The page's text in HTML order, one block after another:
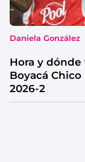
Daniela González
Hora y dónde
Boyacá
2026-2